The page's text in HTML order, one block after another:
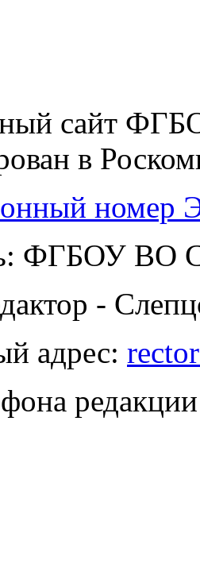
сайт
в
ФГБОУ ВО
-
адрес: